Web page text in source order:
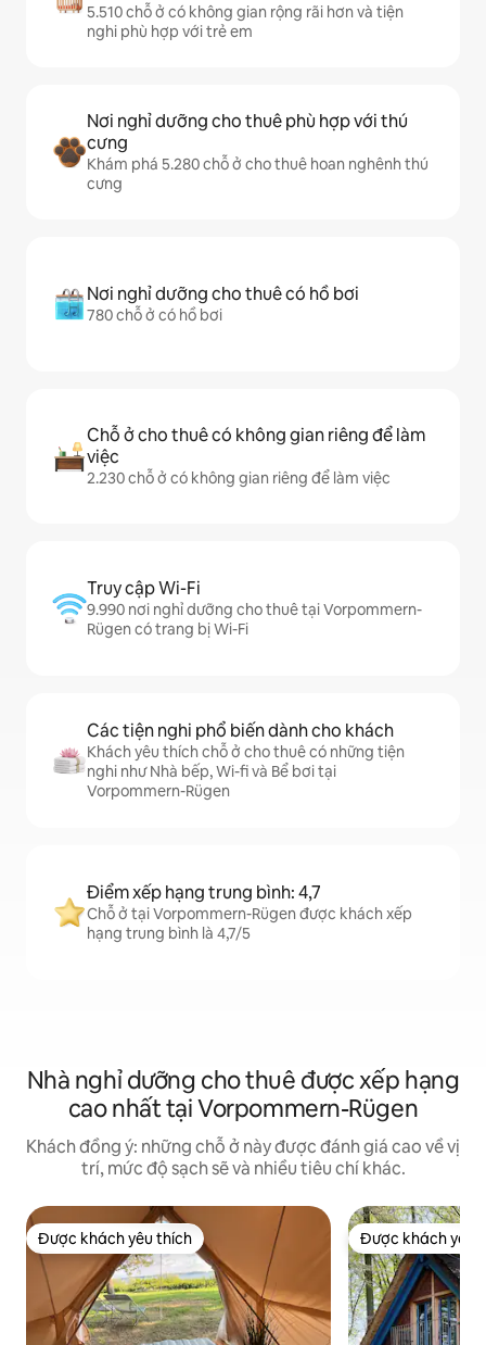
5.510 chỗ ở có không gian rộng rãi hơn và tiện
nghi phù hợp với trẻ em
Nơi nghỉ dưỡng cho thuê phù hợp với thú
cưng
Khám phá 5.280 chỗ ở cho thuê hoan nghênh thú
cưng
Nơi nghỉ dưỡng cho thuê có hồ bơi
780 chỗ ở có hồ bơi
Chỗ ở cho thuê có không gian riêng để làm
việc
2.230 chỗ ở có không gian riêng để làm việc
Truy cập Wi-Fi
9.990 nơi nghỉ dưỡng cho thuê tại Vorpommern-
Rügen có trang bị Wi-Fi
Các tiện nghi phổ biến dành cho khách
Khách yêu thích chỗ ở cho thuê có những tiện
nghi như Nhà bếp, Wi-fi và Bể bơi tại
Vorpommern-Rügen
Điểm xếp hạng trung bình: 4,7
Chỗ ở tại Vorpommern-Rügen được khách xếp
hạng trung bình là 4,7/5
Nhà nghỉ dưỡng cho thuê được xếp hạng
cao nhất tại Vorpommern-Rügen
Khách đồng ý: những chỗ ở này được đánh giá cao về vị
trí, mức độ sạch sẽ và nhiều tiêu chí khác.
Được khách yêu thích
Được khách yêu thích Được khách yêu
Được khách yêu